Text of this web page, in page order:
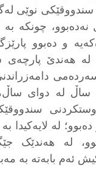
نوێی
چونکه به
و دەبوو
لە هەندێ
ساڵ لە دوای
لە لایەکیدا
لە هەندێک
ئەم بابەتە بە